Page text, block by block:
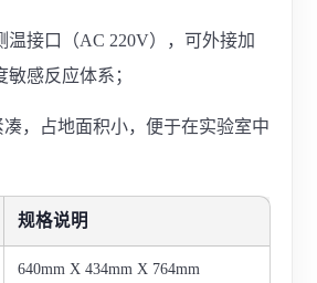
温接口（AC 220V），可外接加
感反应体系；
，占地面积小，便于在实验室中
规格说明
640mm X 434mm X 764mm